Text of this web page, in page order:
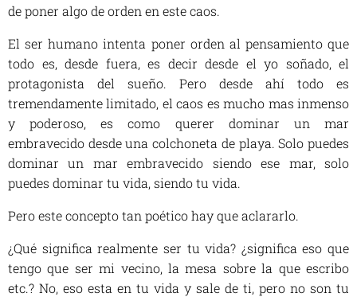
de poner algo de orden en este caos.
El ser humano intenta poner orden al pensamiento que
todo es, desde fuera, es decir desde el yo soñado, el
protagonista del sueño. Pero desde ahí todo es
tremendamente limitado, el caos es mucho mas inmenso
y poderoso, es como querer dominar un mar
embravecido desde una colchoneta de playa. Solo puedes
dominar un mar embravecido siendo ese mar, solo
puedes dominar tu vida, siendo tu vida.
Pero este concepto tan poético hay que aclararlo.
¿Qué significa realmente ser tu vida? ¿significa eso que
tengo que ser mi vecino, la mesa sobre la que escribo
etc.? No, eso esta en tu vida y sale de ti, pero no son tu